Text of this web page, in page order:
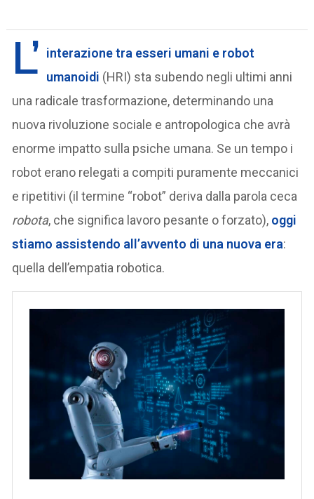
L’ interazione tra esseri umani e robot
umanoidi (HRI) sta subendo negli ultimi anni
una radicale trasformazione, determinando una
nuova rivoluzione sociale e antropologica che avrà
enorme impatto sulla psiche umana. Se un tempo i
robot erano relegati a compiti puramente meccanici
e ripetitivi (il termine “robot” deriva dalla parola ceca
robota, che significa lavoro pesante o forzato), oggi
stiamo assistendo all’avvento di una nuova era:
quella dell’empatia robotica.